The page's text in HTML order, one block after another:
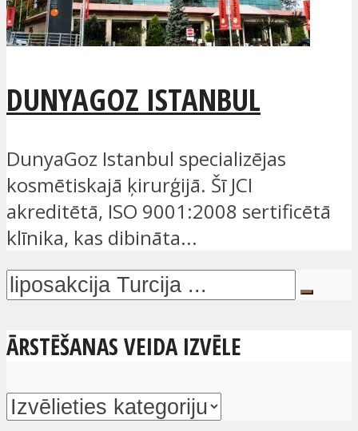
DUNYAGOZ ISTANBUL
DunyaGoz Istanbul specializējas
kosmētiskajā ķirurģijā. Šī JCI
akreditētā, ISO 9001:2008 sertificētā
klīnika, kas dibināta...
ĀRSTĒŠANAS VEIDA IZVĒLE